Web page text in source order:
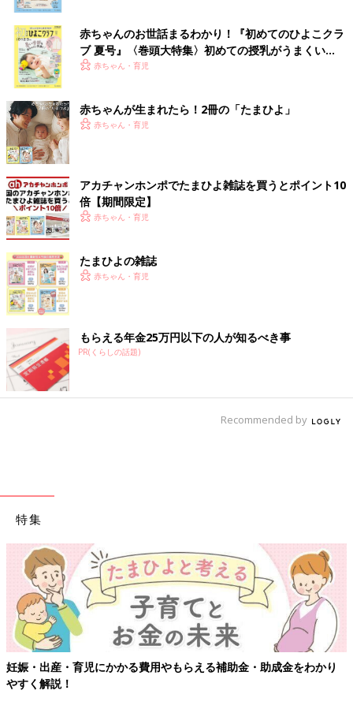
赤ちゃんのお世話まるわかり！『初めてのひよこクラ
ブ 夏号』〈巻頭大特集〉初めての授乳がうまくい
く！ おっぱい・ミルクの基本と夏のトラブル 解決テ
赤ちゃん・育児
赤ちゃんが生まれたら！2冊の「たまひよ」
赤ちゃん・育児
アカチャンホンポでたまひよ雑誌を買うとポイント10
倍【期間限定】
赤ちゃん・育児
たまひよの雑誌
赤ちゃん・育児
もらえる年金25万円以下の人が知るべき事
PR(くらしの話題)
Recommended by
特集
・出産・育児にかかる費用やもらえる補助金・助成金をわかり
く解説！